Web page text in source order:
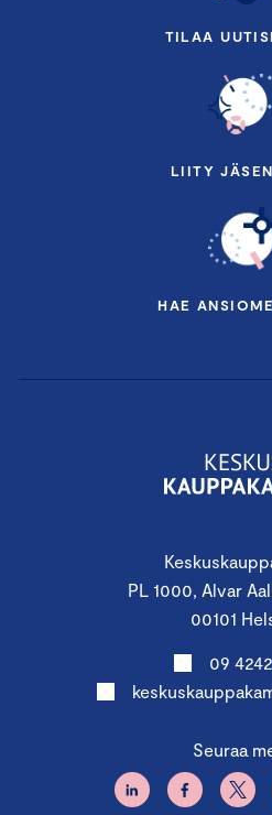
PL 1000, Alvar
00101
09
Seuraa
TILAA
LIITY
HAE